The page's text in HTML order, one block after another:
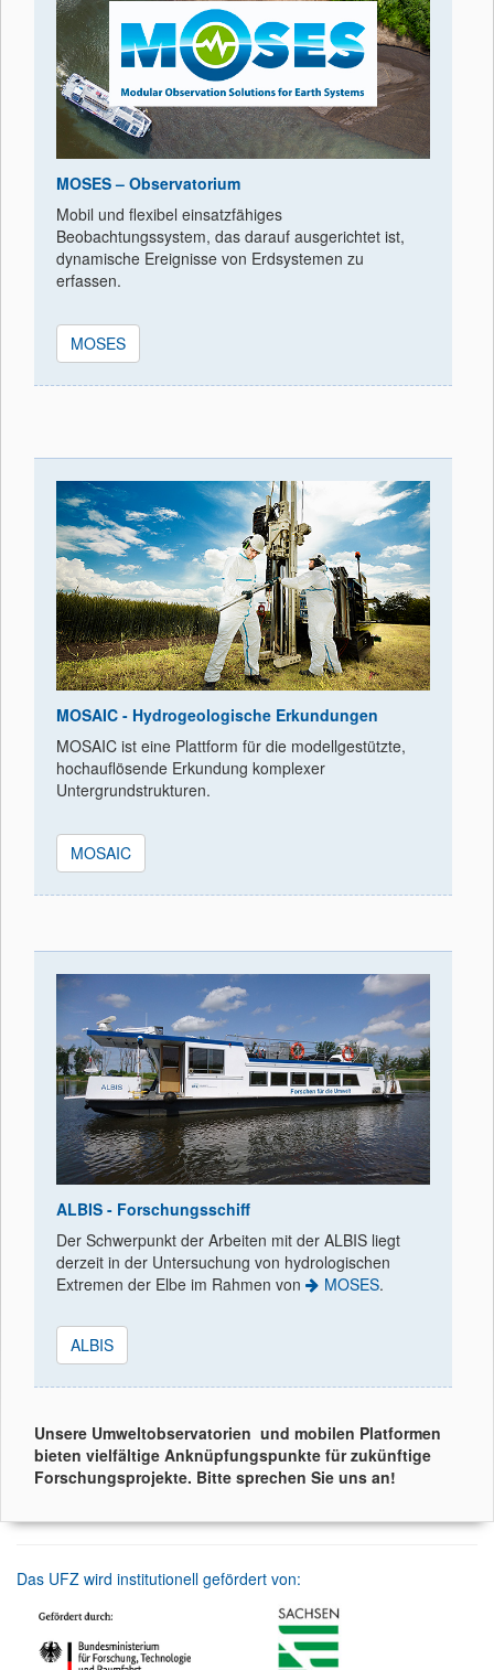
MOSES – Observatorium
Mobil und flexibel einsatzfähiges
Beobachtungssystem, das darauf ausgerichtet ist,
dynamische Ereignisse von Erdsystemen zu
erfassen.
MOSES
MOSAIC - Hydrogeologische Erkundungen
MOSAIC ist eine Plattform für die modellgestützte,
hochauflösende Erkundung komplexer
Untergrundstrukturen.
MOSAIC
ALBIS - Forschungsschiff
Der Schwerpunkt der Arbeiten mit der ALBIS liegt
derzeit in der Untersuchung von hydrologischen
Extremen der Elbe im Rahmen von
MOSES.
ALBIS
Unsere Umweltobservatorien und mobilen Platformen
bieten vielfältige Anknüpfungspunkte für zukünftige
Forschungsprojekte. Bitte sprechen Sie uns an!
Das UFZ wird institutionell gefördert von: